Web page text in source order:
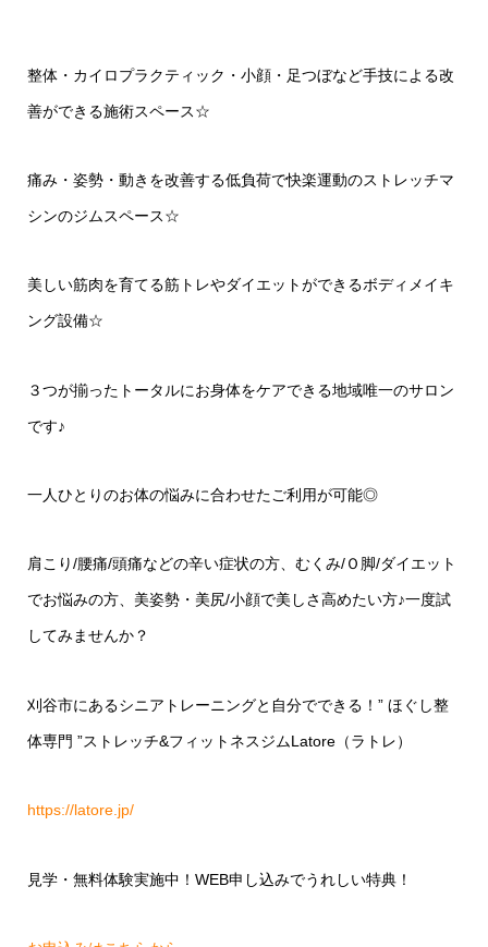
整体・カイロプラクティック・小顔・足つぼなど手技による改
善ができる施術スペース☆
痛み・姿勢・動きを改善する低負荷で快楽運動のストレッチマ
シンのジムスペース☆
美しい筋肉を育てる筋トレやダイエットができるボディメイキ
ング設備☆
３つが揃ったトータルにお身体をケアできる地域唯一のサロン
です♪
一人ひとりのお体の悩みに合わせたご利用が可能◎
肩こり/腰痛/頭痛などの辛い症状の方、むくみ/Ｏ脚/ダイエット
でお悩みの方、美姿勢・美尻/小顔で美しさ高めたい方♪一度試
してみませんか？
刈谷市にあるシニアトレーニングと自分でできる！” ほぐし整
体専門 ”ストレッチ&フィットネスジムLatore（ラトレ）
https://latore.jp/
見学・無料体験実施中！WEB申し込みでうれしい特典！